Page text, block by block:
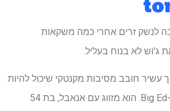
לנשק זרים אחרי כמה משקאות
ג'וש לא בנוח בעליל.
שיי, 54, מתווך עשיר חובב מסיבות מקנטקי שיכול להיות
התשובה של עונה 12 ל-Big Ed. הוא מזווג עם אנאבל, בת 54